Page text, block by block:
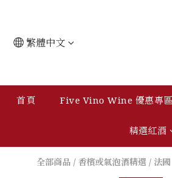
繁體中文
首頁 Five Vino Wine 優惠專區
精選紅酒
全部商品 / 香檳或氣泡酒精選 / 法國